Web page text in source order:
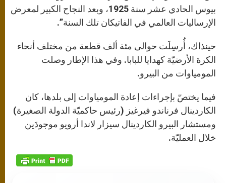
بيوس الحادي عشر سنة 1925، وبعد النجاح الكبير لمعرض
الإرساليات العالمي في الفاتيكان تلك السنة”.
حينذاك، أُرسِلَت حوالى مئة ألف قطعة من مختلف أنحاء
الكرة الأرضيّة كهدايا للبابا. وفي هذا الإطار وصلت
المومياوات من البيرو.
فيما يختصّ بإجراءات إعادة المومياوات إلى بلدها، كان
الكاردينال فرناندو فيرغيز (رئيس حاكميّة الدولة الصغيرة)
ومستشار البيرو الكاردينال سيزار لاندا أرويو موجودَين
خلال العمليّة.